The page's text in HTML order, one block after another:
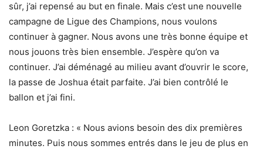
sûr, j’ai repensé au but en finale. Mais c’est une nouvelle
campagne de Ligue des Champions, nous voulons
continuer à gagner. Nous avons une très bonne équipe et
nous jouons très bien ensemble. J’espère qu’on va
continuer. J’ai déménagé au milieu avant d’ouvrir le score,
la passe de Joshua était parfaite. J’ai bien contrôlé le
ballon et j’ai fini.
Leon Goretzka : « Nous avions besoin des dix premières
minutes. Puis nous sommes entrés dans le jeu de plus en